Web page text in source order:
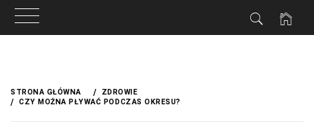
treściSTRONA GŁÓWNA
ZDROWIE
CZY MOŻNA PŁYWAĆ PODCZAS OKRESU?